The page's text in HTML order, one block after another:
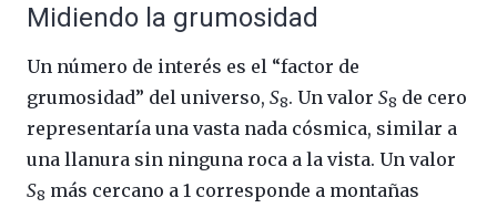
Midiendo la grumosidad
Un número de interés es el “factor de
grumosidad” del universo, S8. Un valor S8 de cero
representaría una vasta nada cósmica, similar a
una llanura sin ninguna roca a la vista. Un valor
S8 más cercano a 1 corresponde a montañas